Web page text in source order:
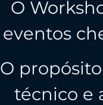
O
eventos
O
técnico e